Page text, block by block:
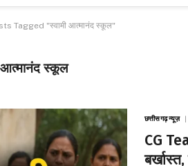
Tagged "स्वामी आत्मानंद स्कूल"
आत्मानंद स्कूल
छत्तीसगढ़ न्यूज़
CG